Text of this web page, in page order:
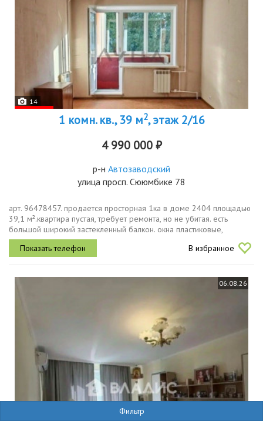
Фильтр
14
1 комн. кв., 39 м2, этаж 2/16
4 990 000 ₽
р-н Автозаводский
улица просп. Сююмбике 78
арт. 96478457. продается просторная 1ка в доме 2404 площадью
39,1 м².квартира пустая, требует ремонта, но не убитая. есть
большой широкий застекленный балкон. окна пластиковые,
хорошая входная дверь, шкафкупэ.квартира расположена в тихом
спокойном...
В избранное
06.08.26